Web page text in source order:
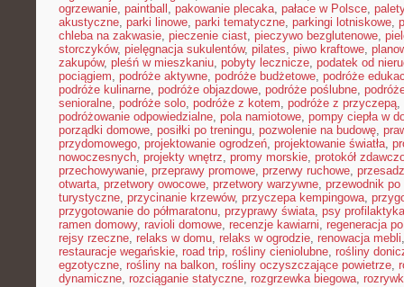
ogrzewanie, paintball , pakowanie plecaka, pałace w Polsce,
akustyczne, parki linowe, parki tematyczne, parkingi lotniskowe,
chleba na zakwasie, pieczenie ciast, pieczywo bezglutenowe,
storczyków, pielęgnacja sukulentów, pilates, piwo kraftowe,
zakupów, pleśń w mieszkaniu, pobyty lecznicze, podatek od
pociągiem, podróże aktywne, podróże budżetowe, podróże
podróże kulinarne, podróże objazdowe, podróże poślubne,
senioralne, podróże solo, podróże z kotem, podróże z przyczepą,
podróżowanie odpowiedzialne, pola namiotowe, pompy ciepła w
porządki domowe, posiłki po treningu, pozwolenie na budowę,
przydomowego, projektowanie ogrodzeń, projektowanie światła,
nowoczesnych, projekty wnętrz, promy morskie, protokół
przechowywanie, przeprawy promowe, przerwy ruchowe,
otwarta, przetwory owocowe, przetwory warzywne, przewodnik
turystyczne, przycinanie krzewów, przyczepa kempingowa,
przygotowanie do półmaratonu, przyprawy świata, psy profilaktyka
ramen domowy, ravioli domowe, recenzje kawiarni, regeneracja
rejsy rzeczne, relaks w domu, relaks w ogrodzie, renowacja mebli
restauracje wegańskie, road trip, rośliny cieniolubne, rośliny
egzotyczne, rośliny na balkon, rośliny oczyszczające powietrze,
dynamiczne, rozciąganie statyczne, rozgrzewka biegowa,